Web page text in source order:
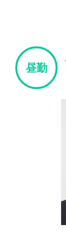
昼勤